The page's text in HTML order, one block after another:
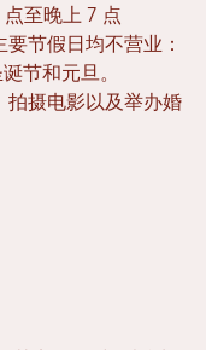
至晚上 7 点
节假日均不营业：
节和元旦。
拍摄电影以及举办婚